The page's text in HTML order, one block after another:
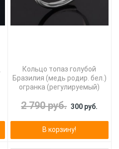
Кольцо топаз голубой
Бразилия (медь родир. бел.)
огранка (регулируемый)
2 790 руб. 300 руб.
В корзину!